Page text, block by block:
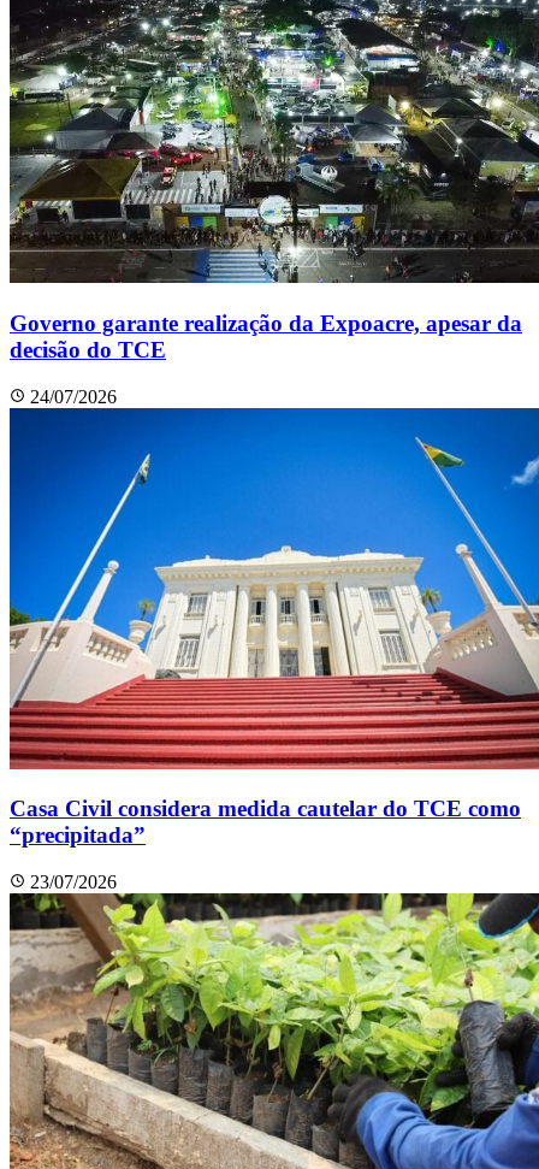
Governo garante realização da Expoacre, apesar da
decisão do TCE
24/07/2026
Casa Civil considera medida cautelar do TCE como
“precipitada”
23/07/2026